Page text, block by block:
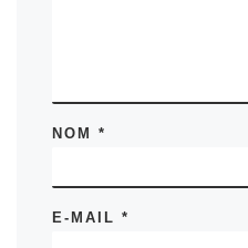
NOM*
E-MAIL*